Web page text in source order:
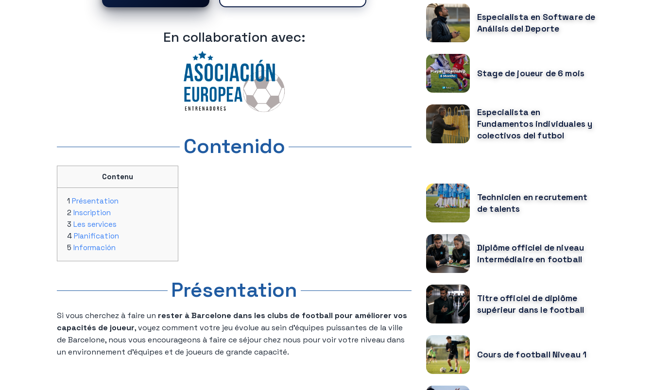
En collaboration avec:
Contenido
Contenu
Présentation
Inscription
Les services
Planification
Información
Présentation
Si vous cherchez à faire un rester à Barcelone dans les clubs de football pour améliorer vos
capacités de joueur, voyez comment votre jeu évolue au sein d'équipes puissantes de la ville
de Barcelone, nous vous encourageons à faire ce séjour chez nous pour voir votre niveau dans
un environnement d'équipes et de joueurs de grande capacité.
Especialista en Software de
Análisis del Deporte
Stage de joueur de 6 mois
Especialista en
Fundamentos individuales y
colectivos del futbol
Technicien en recrutement
de talents
Diplôme officiel de niveau
intermédiaire en football
Titre officiel de diplôme
supérieur dans le football
Cours de football Niveau 1